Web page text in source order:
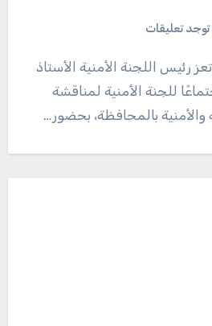
توجد تعليقات
للجنة الأمنية لمناقشة
بالمحافظة، بحضور…